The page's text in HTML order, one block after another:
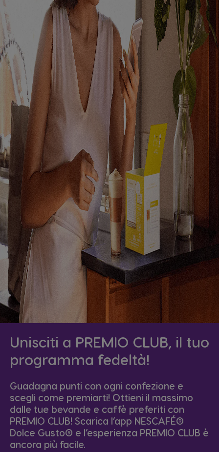
Unisciti a PREMIO CLUB, il tuo
programma fedeltà!
Guadagna punti con ogni confezione e
scegli come premiarti! Ottieni il massimo
dalle tue bevande e caffè preferiti con
PREMIO CLUB! Scarica l’app NESCAFÉ®
Dolce Gusto® e l’esperienza PREMIO CLUB è
ancora più facile.